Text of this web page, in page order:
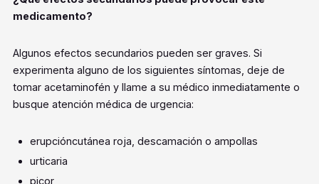
medicamento?
Algunos efectos secundarios pueden ser graves. Si
experimenta alguno de los siguientes síntomas, deje de
tomar acetaminofén y llame a su médico inmediatamente o
busque atención médica de urgencia:
erupcióncutánea roja, descamación o ampollas
urticaria
picor